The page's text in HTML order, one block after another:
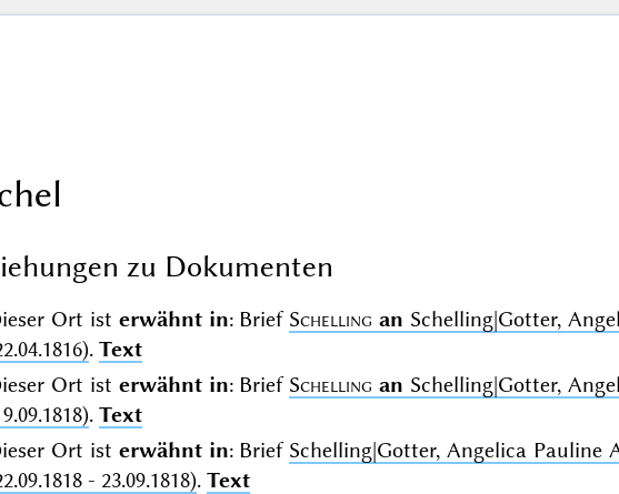
zu Dokumenten
Ort ist erwähnt in: Brief Schelling an Schelling|Gotter,
. Text
Ort ist erwähnt in: Brief Schelling an Schelling|Gotter,
. Text
Ort ist erwähnt in: Brief Schelling|Gotter, Angelica Pauline
- 23.09.1818). Text